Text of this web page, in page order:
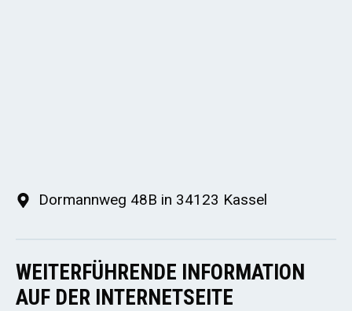
Dormannweg 48B in 34123 Kassel
WEITERFÜHRENDE INFORMATION
AUF DER INTERNETSEITE